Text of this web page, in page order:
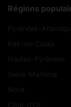
Régions